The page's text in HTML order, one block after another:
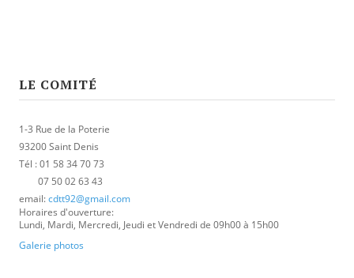
Tournoi Doubles Mixtes
Challenge du Jeune Pongiste
Critérium Fédéral
Critérium Vétérans Départemental
Finales par Classement
LE COMITÉ
1-3 Rue de la Poterie
93200 Saint Denis
Tél : 01 58 34 70 73
07 50 02 63 43
email:cdtt92@gmail.com
Horaires d'ouverture:
Lundi, Mardi, Mercredi, Jeudi et Vendredi de 09h00 à 15h00
Galerie photos